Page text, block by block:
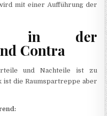
mit einer Aufführung der
in der
Contra
und Nachteile ist zu
ist die Raumspartreppe aber